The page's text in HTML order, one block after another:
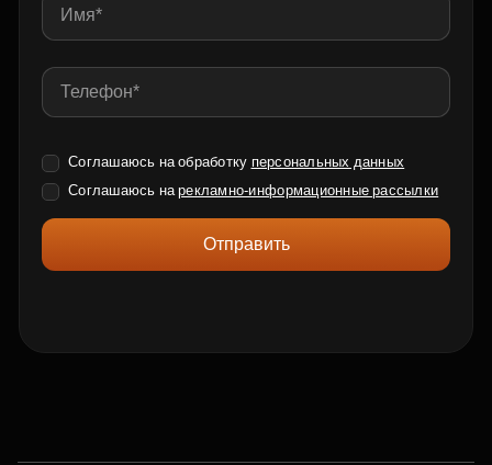
Соглашаюсь на обработку персональных данных
Соглашаюсь нарекламно-информационные рассылки
Отправить